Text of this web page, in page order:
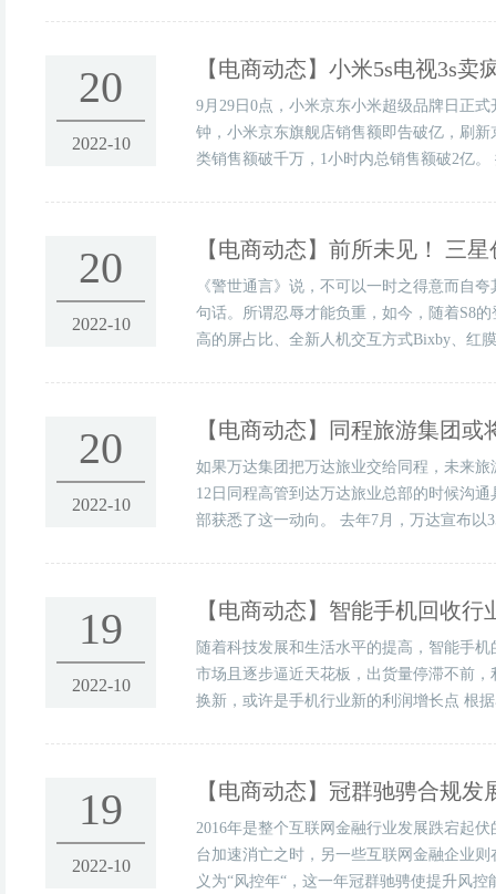
20
2022-10
【电商动态】 小米5s电视3s卖
9月29日0点，小米京东小米超级品牌日正
钟，小米京东旗舰店销售额即告破亿，刷
类销售额破千万，1小时内总销售额破2亿
20
2022-10
【电商动态】 前所未见！ 三
《警世通言》说，不可以一时之得意而自
句话。所谓忍辱才能负重，如今，随着S8
高的屏占比、全新人机交互方式Bixby、红
20
2022-10
【电商动态】 同程旅游集团或
如果万达集团把万达旅业交给同程，未来
12日同程高管到达万达旅业总部的时候沟
部获悉了这一动向。 去年7月，万达宣布以
19
2022-10
【电商动态】 智能手机回收行
随着科技发展和生活水平的提高，智能手
市场且逐步逼近天花板，出货量停滞不前
换新，或许是手机行业新的利润增长点 根
19
2022-10
【电商动态】 冠群驰骋合规发
2016年是整个互联网金融行业发展跌宕起
台加速消亡之时，另一些互联网金融企业
义为“风控年“，这一年冠群驰骋使提升风